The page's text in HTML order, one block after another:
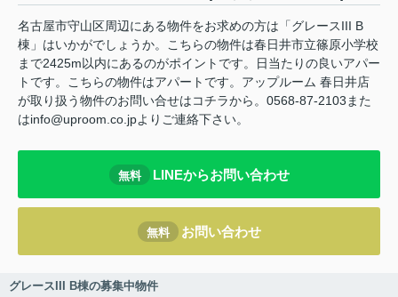
名古屋市守山区周辺にある物件をお求めの方は「グレースIII B
棟」はいかがでしょうか。こちらの物件は春日井市立篠原小学校
まで2425m以内にあるのがポイントです。日当たりの良いアパー
トです。こちらの物件はアパートです。アップルーム 春日井店
が取り扱う物件のお問い合せはコチラから。0568-87-2103また
はinfo@uproom.co.jpよりご連絡下さい。
無料 LINEからお問い合わせ
無料 お問い合わせ
グレースIII B棟の募集中物件